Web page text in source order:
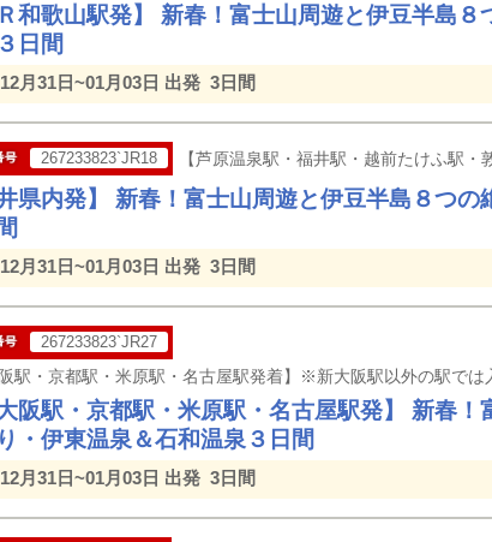
Ｒ和歌山駅発】 新春！富士山周遊と伊豆半島
日間
12月31日~01月03日 出発 3日間
267233823`JR18 【芦原温泉駅・福井駅・越前たけふ駅・
井県内発】 新春！富士山周遊と伊豆半島８つ
12月31日~01月03日 出発 3日間
267233823`JR27
大阪駅・京都駅・米原駅・名古屋駅発】 新春
・伊東温泉＆石和温泉３日間
12月31日~01月03日 出発 3日間